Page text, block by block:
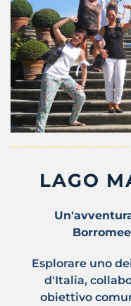
LAGO
Esplorare uno
d'Italia,
obiettivo